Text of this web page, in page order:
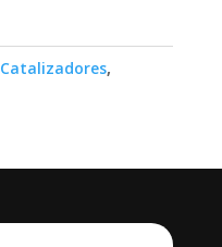
Catalizadores,